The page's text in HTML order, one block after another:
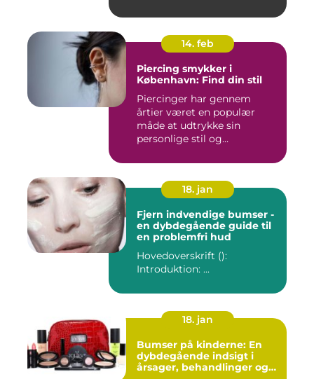
14. feb
Piercing smykker i
København: Find din stil
Piercinger har gennem
årtier været en populær
måde at udtrykke sin
personlige stil og
18. jan
Fjern indvendige bumser -
en dybdegående guide til
en problemfri hud
Hovedoverskrift ():
Introduktion: ...
18. jan
Bumser på kinderne: En
dybdegående indsigt i
årsager, behandlinger og